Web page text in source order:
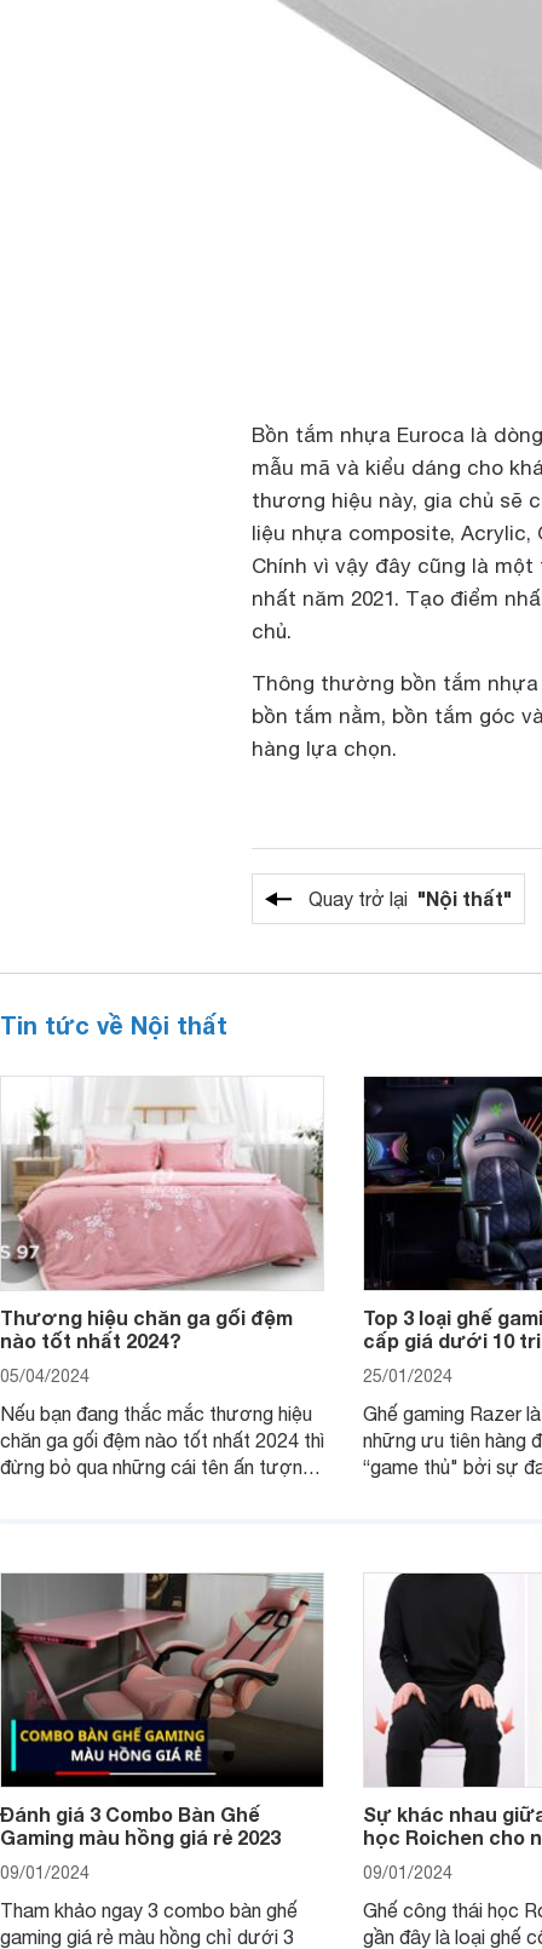
Bồn tắm nhựa Euroca là
mẫu mã và kiểu dáng cho
thương hiệu này, gia chủ sẽ
liệu nhựa composite,
Chính vì vậy đây cũng là
nhất năm 2021. Tạo điểm
chủ.
Thông thường bồn tắm
bồn tắm nằm, bồn tắm góc
hàng lựa chọn.
Quay trở lại "Nội thất"
Tin tức về Nội thất
Thương hiệu chăn ga gối đệm
nào tốt nhất 2024?
05/04/2024
Nếu bạn đang thắc mắc thương hiệu
chăn ga gối đệm nào tốt nhất 2024 thì
đừng bỏ qua những cái tên ấn tượng
ưu điểm của từng thương hiệu chăn
ga gối đệm để biết tại sao nên mua
nhé!
Top 3 loại ghế
cấp giá dưới 10
25/01/2024
Ghế gaming Razer
những ưu tiên hàng
“game thủ" bởi sự
Đánh giá 3 Combo Bàn Ghế
Gaming màu hồng giá rẻ 2023
09/01/2024
Tham khảo ngay 3 combo bàn ghế
gaming giá rẻ màu hồng chỉ dưới 3
Sự khác nhau
học Roichen cho
09/01/2024
Ghế công thái học
gần đây là loại ghế